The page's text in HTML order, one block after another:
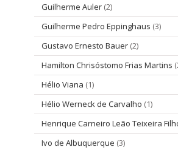
Guilherme Auler (2)
Guilherme Pedro Eppinghaus (3)
Gustavo Ernesto Bauer (2)
Hamilton Chrisóstomo Frias Martins
Hélio Viana (1)
Hélio Werneck de Carvalho (1)
Henrique Carneiro Leão Teixeira
Ivo de Albuquerque (3)